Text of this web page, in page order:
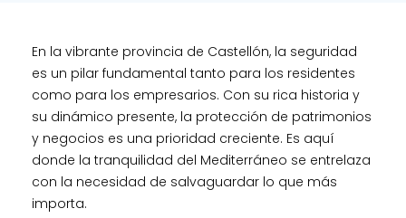
En la vibrante provincia de Castellón, la seguridad
es un pilar fundamental tanto para los residentes
como para los empresarios. Con su rica historia y
su dinámico presente, la protección de patrimonios
y negocios es una prioridad creciente. Es aquí
donde la tranquilidad del Mediterráneo se entrelaza
con la necesidad de salvaguardar lo que más
importa.